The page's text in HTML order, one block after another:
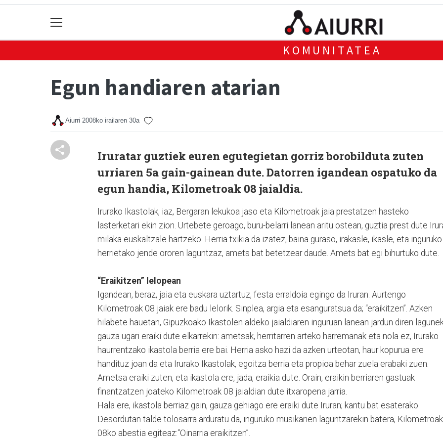
KOMUNITATEA
Egun handiaren atarian
Aiurri 2008ko irailaren 30a
Iruratar guztiek euren egutegietan gorriz borobilduta zuten
urriaren 5a gain-gainean dute. Datorren igandean ospatuko da
egun handia, Kilometroak 08 jaialdia.
Irurako Ikastolak, iaz, Bergaran lekukoa jaso eta Kilometroak jaia prestatzen hasteko
lasterketari ekin zion. Urtebete geroago, buru-belarri lanean aritu ostean, guztia prest dute
milaka euskaltzale hartzeko. Herria txikia da izatez, baina guraso, irakasle, ikasle, eta inguruko
herrietako jende ororen laguntzaz, amets bat betetzear daude. Amets bat egi bihurtuko dute.
“Eraikitzen” lelopean
Igandean, beraz, jaia eta euskara uztartuz, festa erraldoia egingo da Iruran. Aurtengo
Kilometroak 08 jaiak ere badu lelorik. Sinplea, argia eta esanguratsua da; “eraikitzen”. Azken
hilabete hauetan, Gipuzkoako Ikastolen aldeko jaialdiaren inguruan lanean jardun diren
gauza ugari eraiki dute elkarrekin: ametsak, herritarren arteko harremanak eta nola ez, Irurako
haurrentzako ikastola berria ere bai. Herria asko hazi da azken urteotan, haur kopurua ere
handituz joan da eta Irurako Ikastolak, egoitza berria eta propioa behar zuela erabaki zuen.
Ametsa eraiki zuten, eta ikastola ere, jada, eraikia dute. Orain, eraikin berriaren gastuak
finantzatzen joateko Kilometroak 08 jaialdian dute itxaropena jarria.
Hala ere, ikastola berriaz gain, gauza gehiago ere eraiki dute Iruran; kantu bat esaterako.
Desordutan talde tolosarra arduratu da, inguruko musikarien laguntzarekin batera, Kilometroak
08ko abestia egiteaz:“Oinarria eraikitzen”.